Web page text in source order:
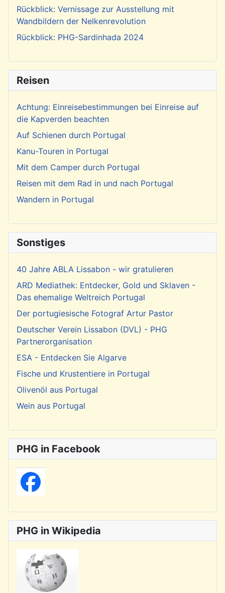
Rückblick: Vernissage zur Ausstellung mit
Wandbildern der Nelkenrevolution
Rückblick: PHG-Sardinhada 2024
Reisen
Achtung: Einreisebestimmungen bei Einreise auf
die Kapverden beachten
Auf Schienen durch Portugal
Kanu-Touren in Portugal
Mit dem Camper durch Portugal
Reisen mit dem Rad in und nach Portugal
Wandern in Portugal
Sonstiges
40 Jahre ABLA Lissabon - wir gratulieren
ARD Mediathek: Entdecker, Gold und Sklaven -
Das ehemalige Weltreich Portugal
Der portugiesische Fotograf Artur Pastor
Deutscher Verein Lissabon (DVL) - PHG
Partnerorganisation
ESA - Entdecken Sie Algarve
Fische und Krustentiere in Portugal
Olivenöl aus Portugal
Wein aus Portugal
PHG in Facebook
PHG in Wikipedia